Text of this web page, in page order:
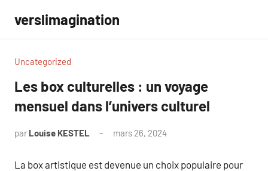
contenu
verslimagination
Uncategorized
Les box culturelles : un voyage
mensuel dans l’univers culturel
par Louise KESTEL mars 26, 2024
La box artistique est devenue un choix populaire pour